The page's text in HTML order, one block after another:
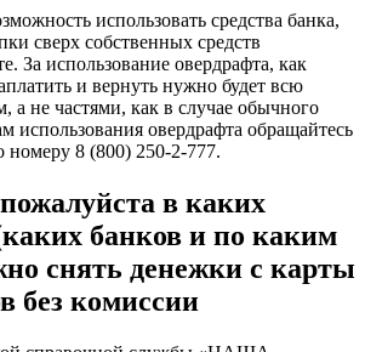
использовать средства банка,
сверх собственных средств
За использование овердрафта, как
и вернуть нужно будет всю
а не частями, как в случае обычного
использования овердрафта обращайтесь
номеру 8 (800) 250-2-777.
в каких
банков и по каким
снять денежки с карты
без комиссии